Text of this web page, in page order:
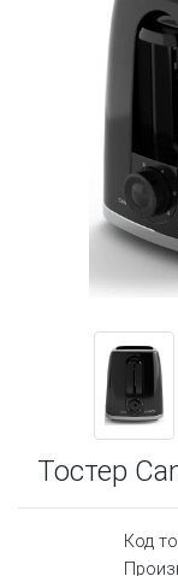
Тостер
Код